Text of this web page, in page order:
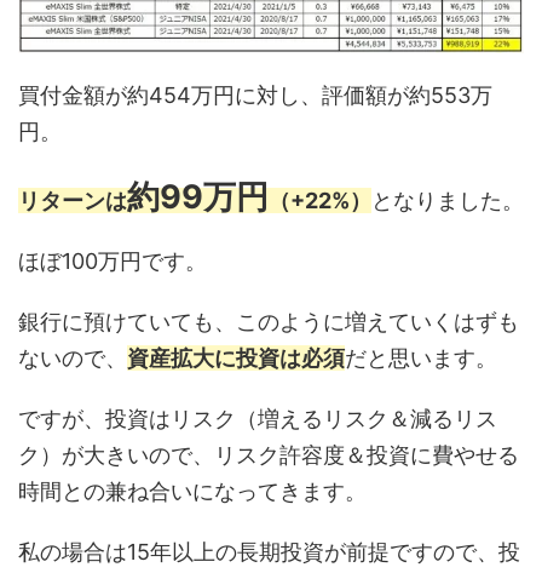
買付金額が約454万円に対し、評価額が約553万
円。
リターンは約99万円 （+22%） となりました。
ほぼ100万円です。
銀行に預けていても、このように増えていくはずも
ないので、 資産拡大に投資は必須だと思います。
ですが、投資はリスク（増えるリスク＆減るリス
ク）が大きいので、リスク許容度＆投資に費やせる
時間との兼ね合いになってきます。
私の場合は15年以上の長期投資が前提ですので、投